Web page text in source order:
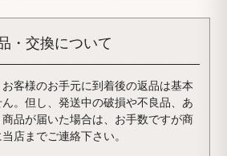
・交換について
客様のお手元に到着後の返品は基本
。但し、発送中の破損や不良品、あ
品が届いた場合は、お手数ですが商
店までご連絡下さい。